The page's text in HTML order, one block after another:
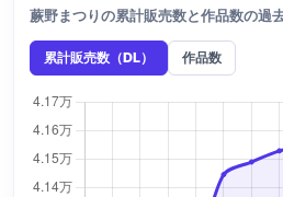
蕨野まつりの累計販売数と作品数の過
累計販売数（DL） 作品数